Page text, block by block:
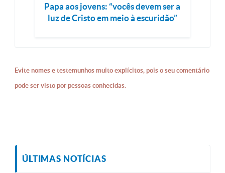
Papa aos jovens: “vocês devem ser a
luz de Cristo em meio à escuridão”
Evite nomes e testemunhos muito explícitos, pois o seu comentário
pode ser visto por pessoas conhecidas.
ÚLTIMAS NOTÍCIAS